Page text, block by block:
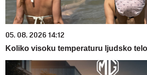
05. 08. 2026 14:12
Koliko visoku temperaturu ljudsko